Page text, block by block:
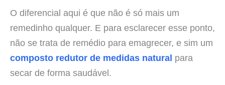
O diferencial aqui é que não é só mais um
remedinho qualquer. E para esclarecer esse ponto,
não se trata de remédio para emagrecer, e sim um
composto redutor de medidas natural para
secar de forma saudável.